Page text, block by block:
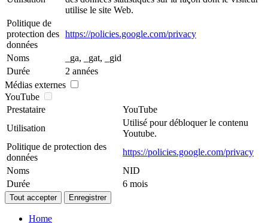
utilise le site Web.
Politique de
protection des
données
https://policies.google.com/privacy
Noms
_ga, _gat, _gid
Durée
2 années
Médias externes
YouTube
Prestataire
YouTube
Utilisation
Utilisé pour débloquer le contenu
Youtube.
Politique de protection des
données
https://policies.google.com/privacy
Noms
NID
Durée
6 mois
Home